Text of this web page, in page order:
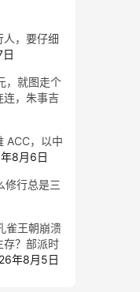
人，要仔细
，就图走个
连，朱事吉
ACC，以中
8月6日
修行总是三
雀王朝崩溃
存？部派时
年8月5日